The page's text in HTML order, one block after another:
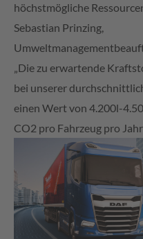
höchstmögliche
Sebastian Prinzing,
„Die zu erwartende
bei unserer
einen Wert von 4.200l-
CO2 pro Fahrzeug pro